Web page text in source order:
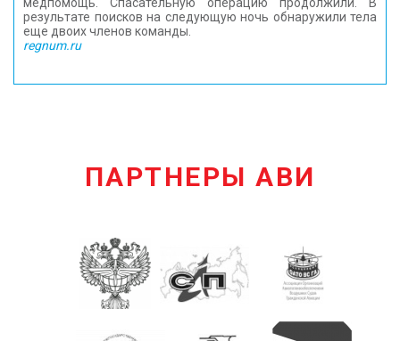
результате поисков на следующую ночь обнаружили тела
еще двоих членов команды.
regnum.ru
ПАРТНЕРЫ АВИ